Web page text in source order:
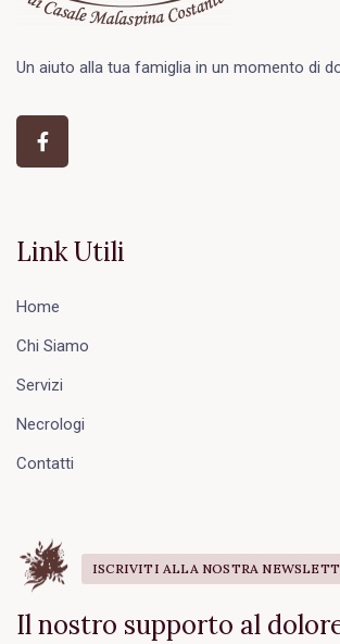
Un aiuto alla tua famiglia in un momento di
Link Utili
Home
Chi Siamo
Servizi
Necrologi
Contatti
ISCRIVITI ALLA NOSTRA
Il nostro supporto al